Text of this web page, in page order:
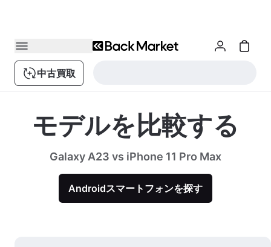
中古買取
モデルを比較する
Galaxy A23 vs iPhone 11 Pro Max
Androidスマートフォンを探す